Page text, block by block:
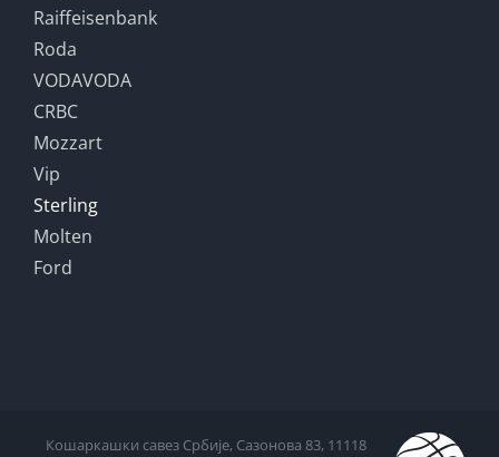
Raiffeisenbank
Roda
VODAVODA
CRBC
Mozzart
Vip
Sterling
Molten
Ford
Кошаркашки савез Србије, Сазонова 83, 11118